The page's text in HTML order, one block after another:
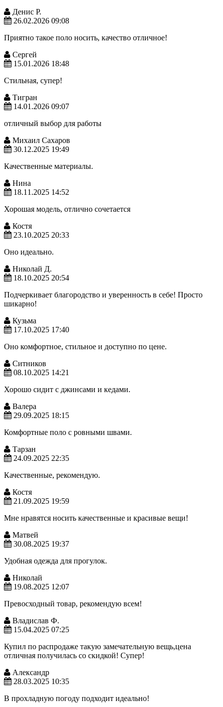
Денис Р.
26.02.2026 09:08
Приятно такое поло носить, качество отличное!
Сергей
15.01.2026 18:48
Стильная, супер!
Тигран
14.01.2026 09:07
отличный выбор для работы
Михаил Сахаров
30.12.2025 19:49
Качественные материалы.
Нина
18.11.2025 14:52
Хорошая модель, отлично сочетается
Костя
23.10.2025 20:33
Оно идеально.
Николай Д.
18.10.2025 20:54
Подчеркивает благородство и уверенность в себе! Просто
шикарно!
Кузьма
17.10.2025 17:40
Оно комфортное, стильное и доступно по цене.
Ситников
08.10.2025 14:21
Хорошо сидит с джинсами и кедами.
Валера
29.09.2025 18:15
Комфортные поло с ровными швами.
Тарзан
24.09.2025 22:35
Качественные, рекомендую.
Костя
21.09.2025 19:59
Мне нравятся носить качественные и красивые вещи!
Матвей
30.08.2025 19:37
Удобная одежда для прогулок.
Николай
19.08.2025 12:07
Превосходный товар, рекомендую всем!
Владислав Ф.
15.04.2025 07:25
Купил по распродаже такую замечательную вещь,цена
отличная получилась со скидкой! Супер!
Александр
28.03.2025 10:35
В прохладную погоду подходит идеально!